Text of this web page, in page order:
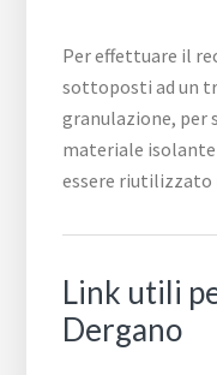
Per effettuare il
sottoposti ad un
granulazione, per
materiale
essere riutilizzato
Link utili
Dergano